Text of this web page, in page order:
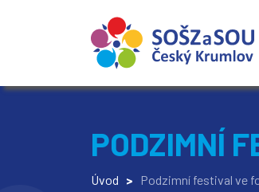
PODZIMNÍ
Úvod > Podzimní festival ve